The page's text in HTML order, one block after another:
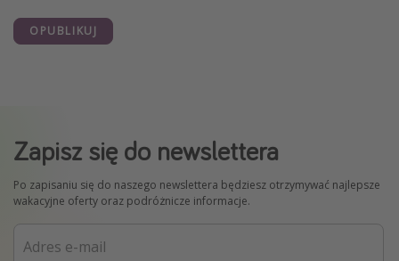
OPUBLIKUJ
Zapisz się do newslettera
Po zapisaniu się do naszego newslettera będziesz otrzymywać najlepsze
wakacyjne oferty oraz podróżnicze informacje.